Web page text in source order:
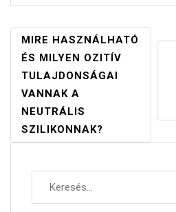
BEJEGYZÉS
NAVIGÁCIÓ
MIRE HASZNÁLHATÓ
ÉS MILYEN OZITÍV
TULAJDONSÁGAI
VANNAK A
NEUTRÁLIS
SZILIKONNAK?
Keresés: